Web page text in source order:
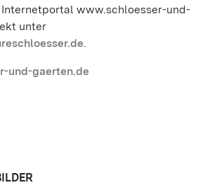
www.schloesser-und-
unter
.
und-gaerten.de